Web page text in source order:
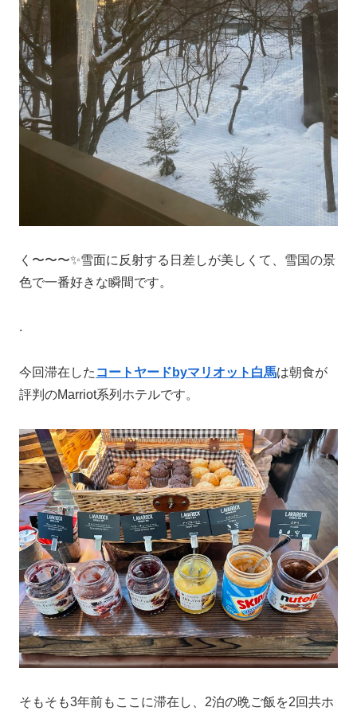
く〜〜〜✨雪面に反射する日差しが美しくて、雪国の景
色で一番好きな瞬間です。
.
今回滞在した コートヤードbyマリオット白馬は朝食が
評判のMarriot系列ホテルです。
そもそも3年前もここに滞在し、2泊の晩ご飯を2回共ホ